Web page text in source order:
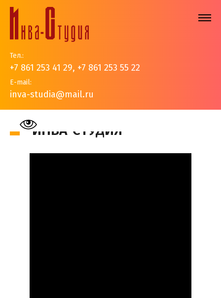
Тел.:
+7 861 253 41 29, +7 861 253 55 22
E-mail:
inva-studia@mail.ru
На главную > События > Видео > Инва-студия
ИНВА-СТУДИЯ